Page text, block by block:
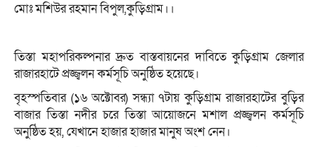
মোঃ মশিউর রহমান বিপুল,কুড়িগ্রাম।।
তিস্তা মহাপরিকল্পনার দ্রুত বাস্তবায়নের দাবিতে কুড়িগ্রাম জেলার
রাজারহাটে প্রজ্জ্বলন কর্মসূচি অনুষ্ঠিত হয়েছে।
বৃহস্পতিবার (১৬ অক্টোবর) সন্ধ্যা ৭টায় কুড়িগ্রাম রাজারহাটের বুড়ির
বাজার তিস্তা নদীর চরে তিস্তা আয়োজনে মশাল প্রজ্জ্বলন কর্মসূচি
অনুষ্ঠিত হয়, যেখানে হাজার হাজার মানুষ অংশ নেন।